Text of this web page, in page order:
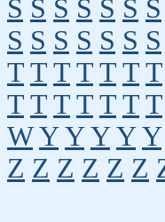
S S S S S S S
S S S S S S S
T T T T T T T
T T T T T T T
W Y Y Y Y Y
Z Z Z Z Z Z